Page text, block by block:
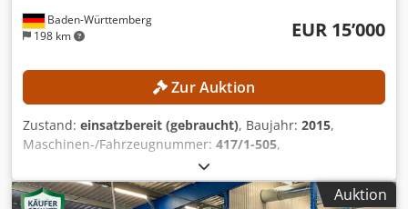
Baden-Württemberg
198 km
EUR 15’000
Zur Auktion
Zustand: einsatzbereit (gebraucht), Baujahr: 2015,
Maschinen-/Fahrzeugnummer: 417/1-505,
voll funktionsfähig
29’856 h, Schnitthöhe (max.):80 mm, Schnittbreite (max.):
3’100 mm, Sägeblattdurchmesser: 350 mm, Schnittlänge
Auktion